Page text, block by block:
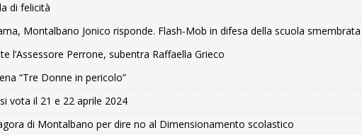
di felicità
Montalbano Jonico risponde. Flash-Mob in difesa della scuola smembrata
l’Assessore Perrone, subentra Raffaella Grieco
“Tre Donne in pericolo”
vota il 21 e 22 aprile 2024
di Montalbano per dire no al Dimensionamento scolastico